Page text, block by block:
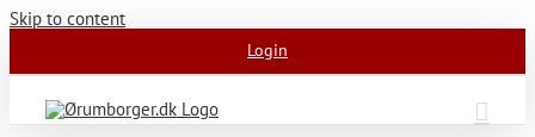
Skip to content
Login